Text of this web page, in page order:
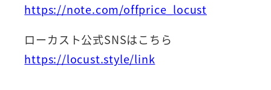
https://note.com/offprice_locust
ローカスト公式SNSはこちら
https://locust.style/link